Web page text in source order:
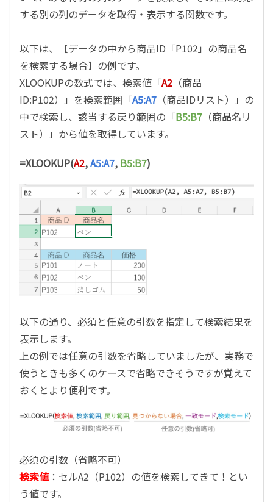
する別の列のデータを取得・表示する関数です。
以下は、【データの中から商品ID 「P102 」 の商品名
を検索する場合】の例です。
XLOOKUPの数式では、検索値「A2 （商品
ID:P102）」を検索範囲「A5:A7 （商品IDリスト）」の
中で検索し、該当する戻り範囲の「B5:B7 （商品名リ
スト）」から値を取得しています。
=XLOOKUP(A2,A5:A7, B5:B7)
以下の通り、必須と任意の引数を指定して検索結果を
表示します。
上の例では任意の引数を省略していましたが、実務で
使うときも多くのケースで省略できそうですが覚えて
おくとより便利です。
必須の引数（省略不可）
検索値：セルA2 （P102）の値を検索してきて！とい
う値です。